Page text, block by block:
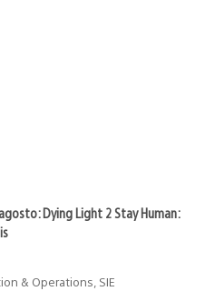
Dying Light 2 Stay Human:
& Operations, SIE